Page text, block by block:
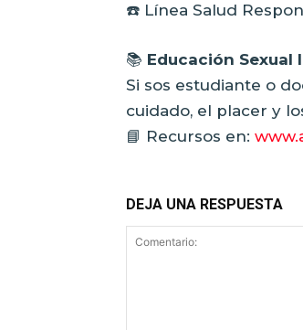
☎️ Línea Salud
📚 Educación Sexual
Si sos estudiante o
cuidado, el placer y
📘 Recursos en:
DEJA UNA RESPUESTA